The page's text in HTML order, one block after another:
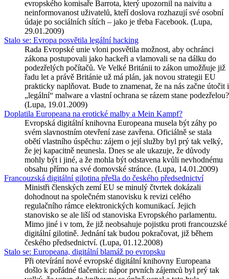
evropského komisaře Barrota, který upozornil na naivitu a
neinformovanost uživatelů, kteří doslova rozhazují své osobní
údaje po sociálních sítích – jako je třeba Facebook. (Lupa,
29.01.2009)
Stalo se: Evropa posvětila legální hacking
Rada Evropské unie vloni posvětila možnost, aby ochránci
zákona postupovali jako hackeři a vlamovali se na dálku do
podezřelých počítačů. Ve Velké Británii to zákon umožňuje již
řadu let a právě Británie už má plán, jak novou strategii EU
prakticky naplňovat. Bude to znamenat, že na nás začne útočit i
„legální“ malware a vlastní ochrana se rázem stane podezřelou?
(Lupa, 19.01.2009)
Doplatila Europeana na erotické malby a Mein Kampf?
Evropská digitální knihovna Europeana musela být záhy po
svém slavnostním otevření zase zavřena. Oficiálně se stala
obětí vlastního úspěchu: zájem o její služby byl prý tak velký,
že jej kapacitně neunesla. Dnes se ale ukazuje, že důvody
mohly být i jiné, a že mohla být odstavena kvůli nevhodnému
obsahu přímo na své domovské stránce. (Lupa, 14.01.2009)
Francouzská digitální gilotina přešla do českého předsednictví
Ministři členských zemí EU se minulý čtvrtek dokázali
dohodnout na společném stanovisku k revizi celého
regulačního rámce elektronických komunikací. Jejich
stanovisko se ale liší od stanoviska Evropského parlamentu.
Mimo jiné i v tom, že již neobsahuje pojistku proti francouzské
digitální gilotině. Jednání tak budou pokračovat, již během
českého předsednictví. (Lupa, 01.12.2008)
Stalo se: Europeana, digitální blamáž po evropsku
Při otevírání nové evropské digitální knihovny Europeana
došlo k pořádné tlačenici: nápor prvních zájemců byl prý tak